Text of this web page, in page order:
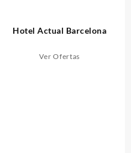
Hotel Actual Barcelona
Ver Ofertas